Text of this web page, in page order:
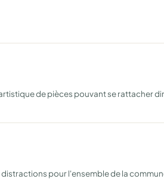
de pièces pouvant se rattacher
pour l'ensemble de la